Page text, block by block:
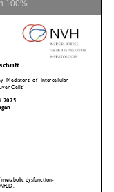
100%